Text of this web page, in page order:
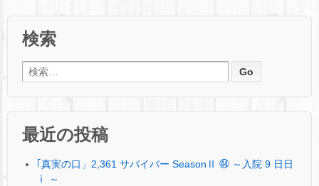
検索
検索:
最近の投稿
｢真実の口」2,361 サバイバー SeasonⅡ ㊹ ～入院 9 日日
ⅰ ～